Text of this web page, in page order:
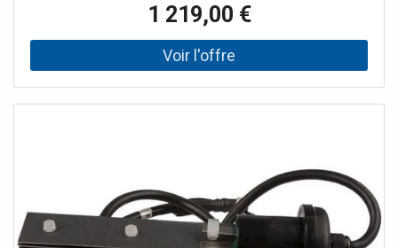
sel de piscine d'Hayward, vous aurez un traitement
régulier de l'eau de votre piscine.
1 219,00 €